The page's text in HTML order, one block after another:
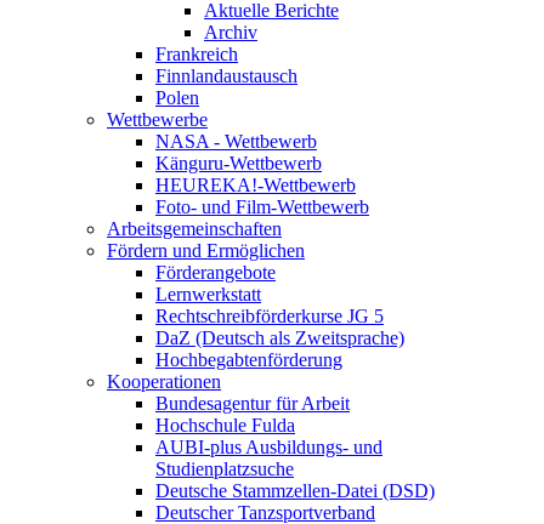
Aktuelle Berichte
Archiv
Frankreich
Finnlandaustausch
Polen
Wettbewerbe
NASA - Wettbewerb
Känguru-Wettbewerb
HEUREKA!-Wettbewerb
Foto- und Film-Wettbewerb
Arbeitsgemeinschaften
Fördern und Ermöglichen
Förderangebote
Lernwerkstatt
Rechtschreibförderkurse JG 5
DaZ (Deutsch als Zweitsprache)
Hochbegabtenförderung
Kooperationen
Bundesagentur für Arbeit
Hochschule Fulda
AUBI-plus Ausbildungs- und
Studienplatzsuche
Deutsche Stammzellen-Datei (DSD)
Deutscher Tanzsportverband